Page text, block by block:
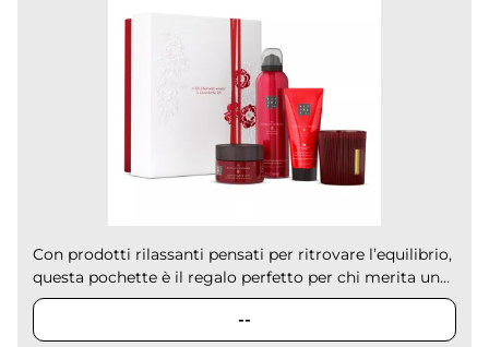
Con prodotti rilassanti pensati per ritrovare l’equilibrio,
questa pochette è il regalo perfetto per chi merita un...
--